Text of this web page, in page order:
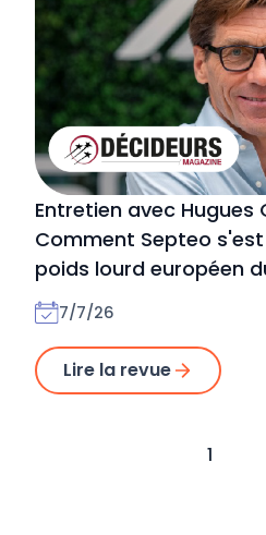
Entretien avec Hugues
Comment Septeo
poids lourd européen
7/7/26
Lire la revue
1